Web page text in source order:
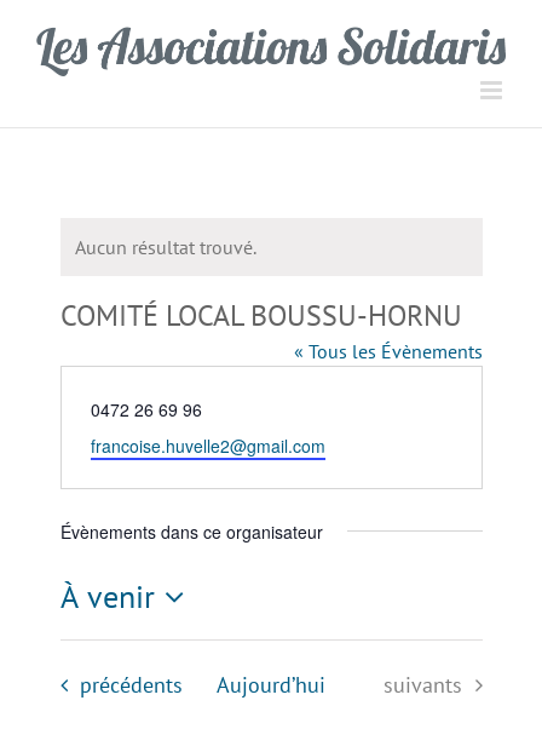
contenu
Notice
Aucun résultat trouvé.
COMITÉ LOCAL BOUSSU-HORNU
« Tous les Évènements
Téléphone
0472 26 69 96
Email
francoise.huvelle2@gmail.com
Évènements dans ce organisateur
À venir
Sélectionnez
date.
Évènements
précédents Aujourd’hui Évènements
suivants